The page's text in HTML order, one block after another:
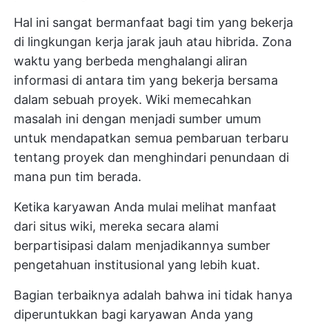
Hal ini sangat bermanfaat bagi tim yang bekerja
di lingkungan kerja jarak jauh atau hibrida. Zona
waktu yang berbeda menghalangi aliran
informasi di antara tim yang bekerja bersama
dalam sebuah proyek. Wiki memecahkan
masalah ini dengan menjadi sumber umum
untuk mendapatkan semua pembaruan terbaru
tentang proyek dan menghindari penundaan di
mana pun tim berada.
Ketika karyawan Anda mulai melihat manfaat
dari situs wiki, mereka secara alami
berpartisipasi dalam menjadikannya sumber
pengetahuan institusional yang lebih kuat.
Bagian terbaiknya adalah bahwa ini tidak hanya
diperuntukkan bagi karyawan Anda yang